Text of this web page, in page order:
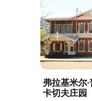
弗拉基米尔
卡切夫庄园